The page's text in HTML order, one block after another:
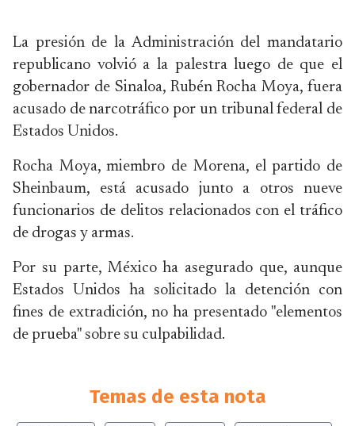
La presión de la Administración del mandatario
republicano volvió a la palestra luego de que el
gobernador de Sinaloa, Rubén Rocha Moya, fuera
acusado de narcotráfico por un tribunal federal de
Estados Unidos.
Rocha Moya, miembro de Morena, el partido de
Sheinbaum, está acusado junto a otros nueve
funcionarios de delitos relacionados con el tráfico
de drogas y armas.
Por su parte, México ha asegurado que, aunque
Estados Unidos ha solicitado la detención con
fines de extradición, no ha presentado "elementos
de prueba" sobre su culpabilidad.
Temas de esta nota